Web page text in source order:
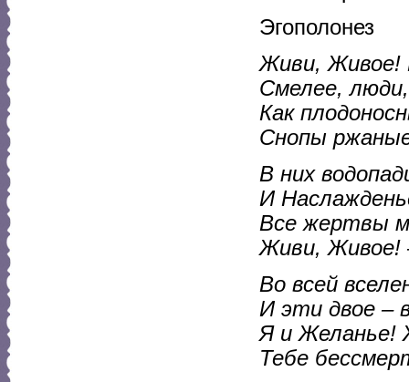
Эгополонез
Живи, Живое!
Смелее, люди,
Как
Снопы
В них
И
Все жертвы
Живи, Живое!
Во всей
И эти двое –
Я и Желанье!
Тебе